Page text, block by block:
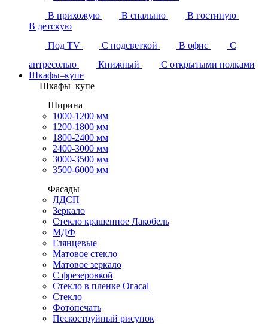
В прихожую
В спальню
В гостиную
В детскую
Под TV
С подсветкой В офис
С
антресолью
Книжный
С открытыми полками
Шкафы–купе
Шкафы–купе
Ширина
1000-1200 мм
1200-1800 мм
1800-2400 мм
2400-3000 мм
3000-3500 мм
3500-6000 мм
Фасады
ЛДСП
Зеркало
Стекло крашенное Лакобель
МДФ
Глянцевые
Матовое стекло
Матовое зеркало
С фрезеровкой
Стекло в пленке Огасаl
Стекло
Фотопечать
Пескоструйный рисунок